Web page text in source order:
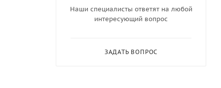
Наши специалисты ответят на любой
интересующий вопрос
ЗАДАТЬ ВОПРОС